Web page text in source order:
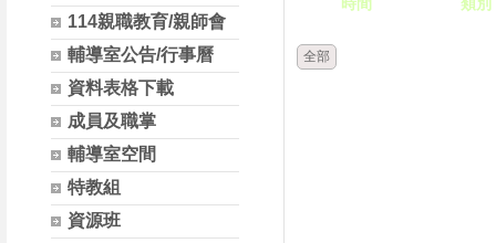
114親職教育/親師會
輔導室公告/行事曆
資料表格下載
成員及職掌
輔導室空間
特教組
資源班
全部